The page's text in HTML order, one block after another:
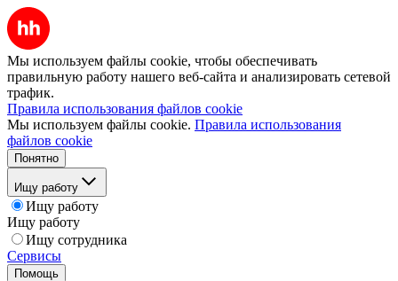
Мы используем файлы cookie, чтобы обеспечивать
правильную работу нашего веб-сайта и анализировать сетевой
трафик.
Правила использования файлов cookie
Мы используем файлы cookie. Правила использования
файлов cookie
Понятно
Ищу работу
Ищу работу
Ищу работу
Ищу сотрудника
Сервисы
Помощь